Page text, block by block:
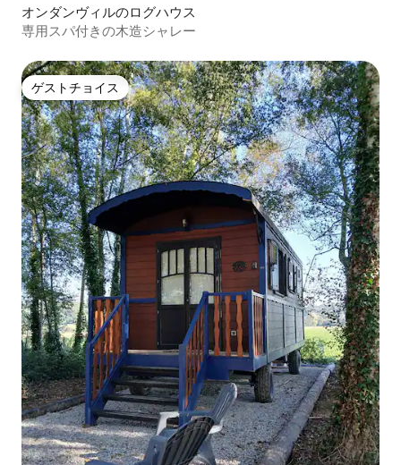
オンダンヴィルのログハウス
専用スパ付きの木造シャレー
ゲストチョイス
ゲストチョイス